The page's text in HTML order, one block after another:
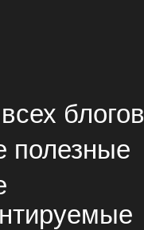
блогов
полезные